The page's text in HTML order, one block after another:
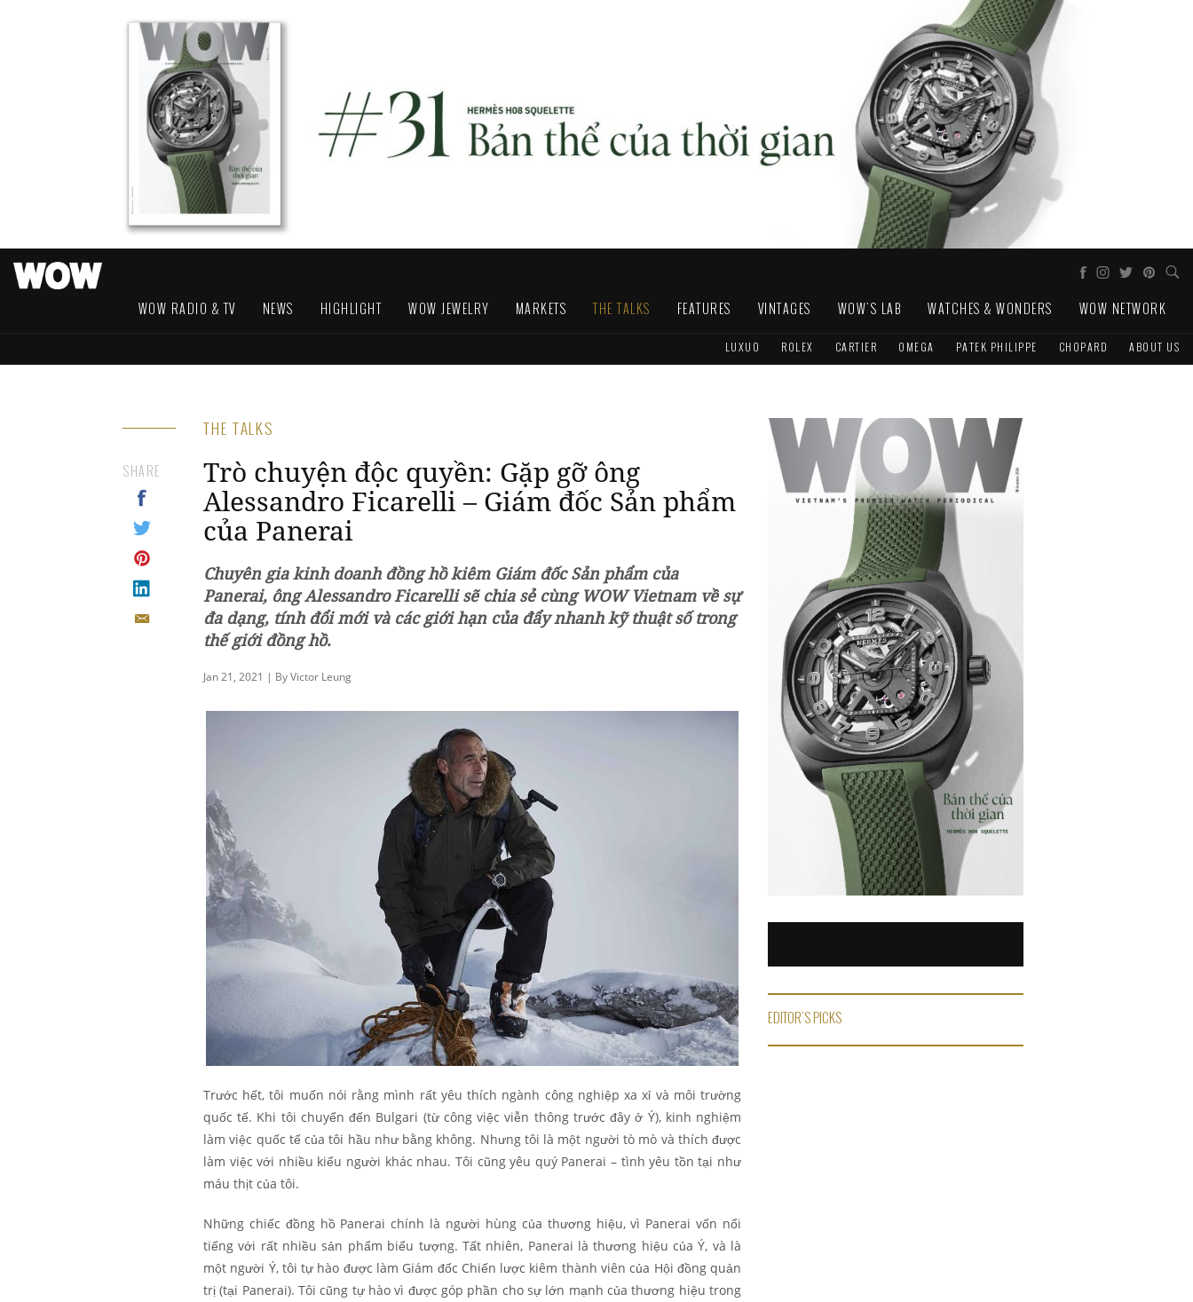
WOW RADIO & TV NEWS HIGHLIGHT WOW JEWELRY MARKETS THE TALKS FEATURES VINTAGES WOW'S LAB WATCHES & WONDERS WOW NETWORK
LUXUO ROLEX CARTIER OMEGA PATEK PHILIPPE CHOPARD ABOUT US
THE TALKS
Trò chuyện độc quyền: Gặp gỡ ông
Alessandro Ficarelli – Giám đốc Sản phẩm
của Panerai
Chuyên gia kinh doanh đồng hồ kiêm Giám đốc Sản phẩm của
Panerai, ông Alessandro Ficarelli sẽ chia sẻ cùng WOW Vietnam về sự
đa dạng, tính đổi mới và các giới hạn của đẩy nhanh kỹ thuật số trong
thế giới đồng hồ.
Jan 21, 2021 | By Victor Leung
SHARE
Trước hết, tôi muốn nói rằng mình rất yêu thích ngành công nghiệp xa xỉ và môi trường
quốc tế. Khi tôi chuyển đến Bulgari (từ công việc viễn thông trước đây ở Ý), kinh nghiệm
làm việc quốc tế của tôi hầu như bằng không. Nhưng tôi là một người tò mò và thích được
làm việc với nhiều kiểu người khác nhau. Tôi cũng yêu quý Panerai – tình yêu tồn tại như
máu thịt của tôi.
Những chiếc đồng hồ Panerai chính là người hùng của thương hiệu, vì Panerai vốn nổi
tiếng với rất nhiều sản phẩm biểu tượng. Tất nhiên, Panerai là thương hiệu của Ý, và là
một người Ý, tôi tự hào được làm Giám đốc Chiến lược kiêm thành viên của Hội đồng quản
trị (tại Panerai). Tôi cũng tự hào vì được góp phần cho sự lớn mạnh của thương hiệu trong
EDITOR'S PICKS